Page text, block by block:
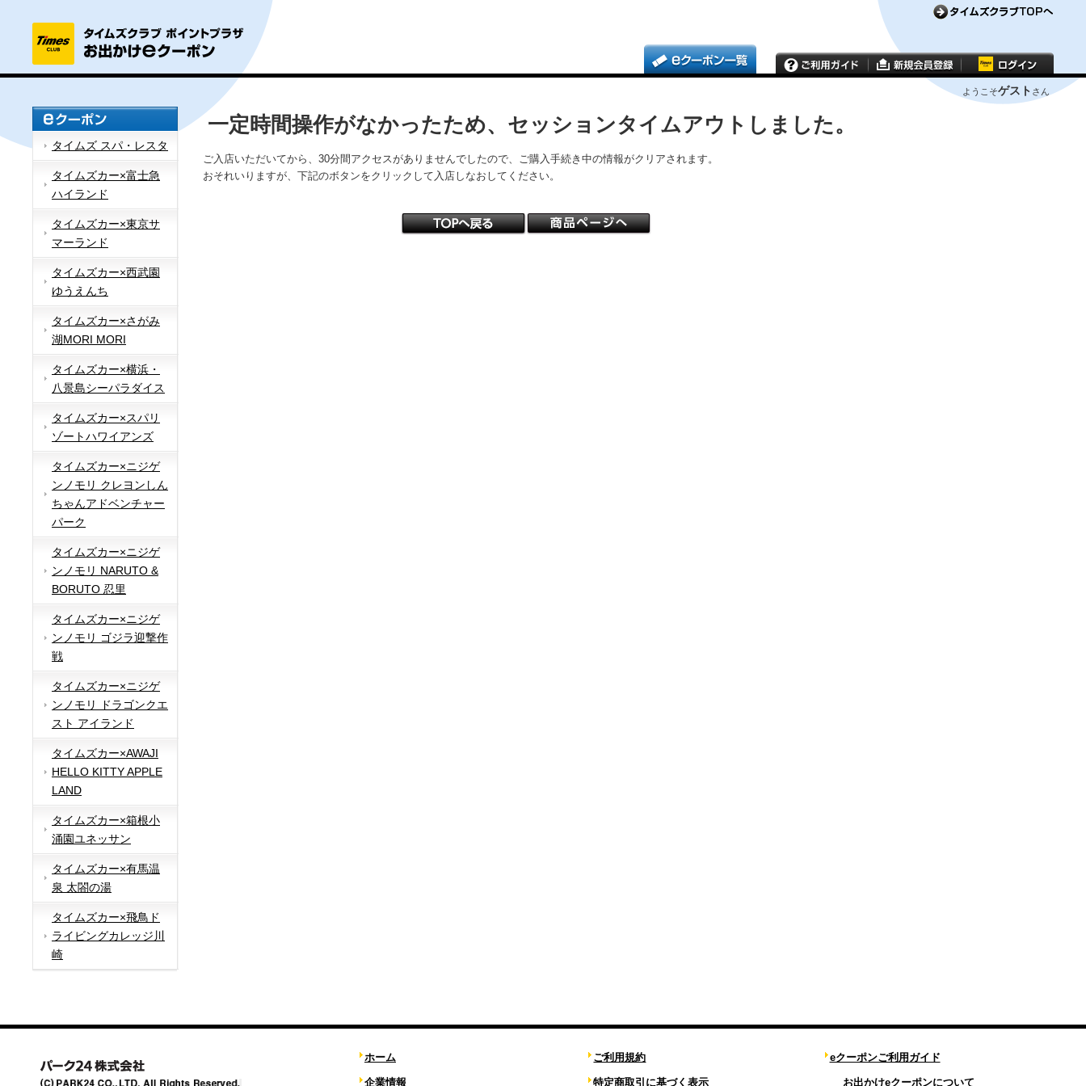
ようこそゲスト さん
タイムズ スパ・レスタ
タイムズカー×富士急
ハイランド
タイムズカー×東京サ
マーランド
タイムズカー×西武園
ゆうえんち
タイムズカー×さがみ
湖MORI MORI
タイムズカー×横浜・
八景島シーパラダイス
タイムズカー×スパリ
ゾートハワイアンズ
タイムズカー×ニジゲ
ンノモリ クレヨンしん
ちゃんアドベンチャー
パーク
タイムズカー×ニジゲ
ンノモリ NARUTO &
BORUTO 忍里
タイムズカー×ニジゲ
ンノモリ ゴジラ迎撃作
戦
タイムズカー×ニジゲ
ンノモリ ドラゴンクエ
スト アイランド
タイムズカー×AWAJI
HELLO KITTY APPLE
LAND
タイムズカー×箱根小
涌園ユネッサン
タイムズカー×有馬温
泉 太閤の湯
タイムズカー×飛鳥ド
ライビングカレッジ川
崎
一定時間操作がなかったため、セッションタイムアウトしました。
ご入店いただいてから、30分間アクセスがありませんでしたので、ご購入手続き中の情報がクリアされます。
おそれいりますが、下記のボタンをクリックして入店しなおしてください。
ホーム
企業情報
ご利用規約
特定商取引に基づく表示
eクーポンご利用ガイド
お出かけeクーポンについて